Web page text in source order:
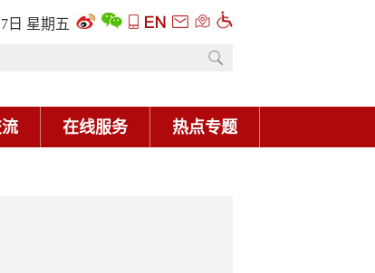
日 星期五
在线服务 热点专题